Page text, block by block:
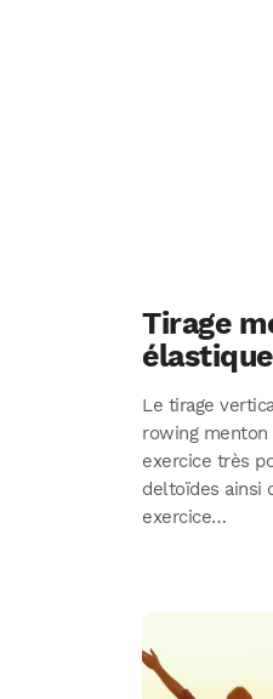
Tirage
élastique
Le tirage
rowing menton
exercice très
deltoïdes ainsi
exercice…